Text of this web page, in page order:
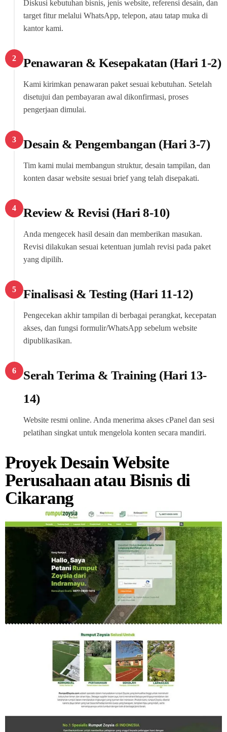
Diskusi kebutuhan bisnis, jenis website, referensi desain, dan
target fitur melalui WhatsApp, telepon, atau tatap muka di
kantor kami.
2 Penawaran & Kesepakatan (Hari 1-2)
Kami kirimkan penawaran paket sesuai kebutuhan. Setelah
disetujui dan pembayaran awal dikonfirmasi, proses
pengerjaan dimulai.
3 Desain & Pengembangan (Hari 3-7)
Tim kami mulai membangun struktur, desain tampilan, dan
konten dasar website sesuai brief yang telah disepakati.
4 Review & Revisi (Hari 8-10)
Anda mengecek hasil desain dan memberikan masukan.
Revisi dilakukan sesuai ketentuan jumlah revisi pada paket
yang dipilih.
5 Finalisasi & Testing (Hari 11-12)
Pengecekan akhir tampilan di berbagai perangkat, kecepatan
akses, dan fungsi formulir/WhatsApp sebelum website
dipublikasikan.
6
Serah Terima & Training (Hari 13-
14)
Website resmi online. Anda menerima akses cPanel dan sesi
pelatihan singkat untuk mengelola konten secara mandiri.
Proyek Desain Website
Perusahaan atau Bisnis di
Cikarang